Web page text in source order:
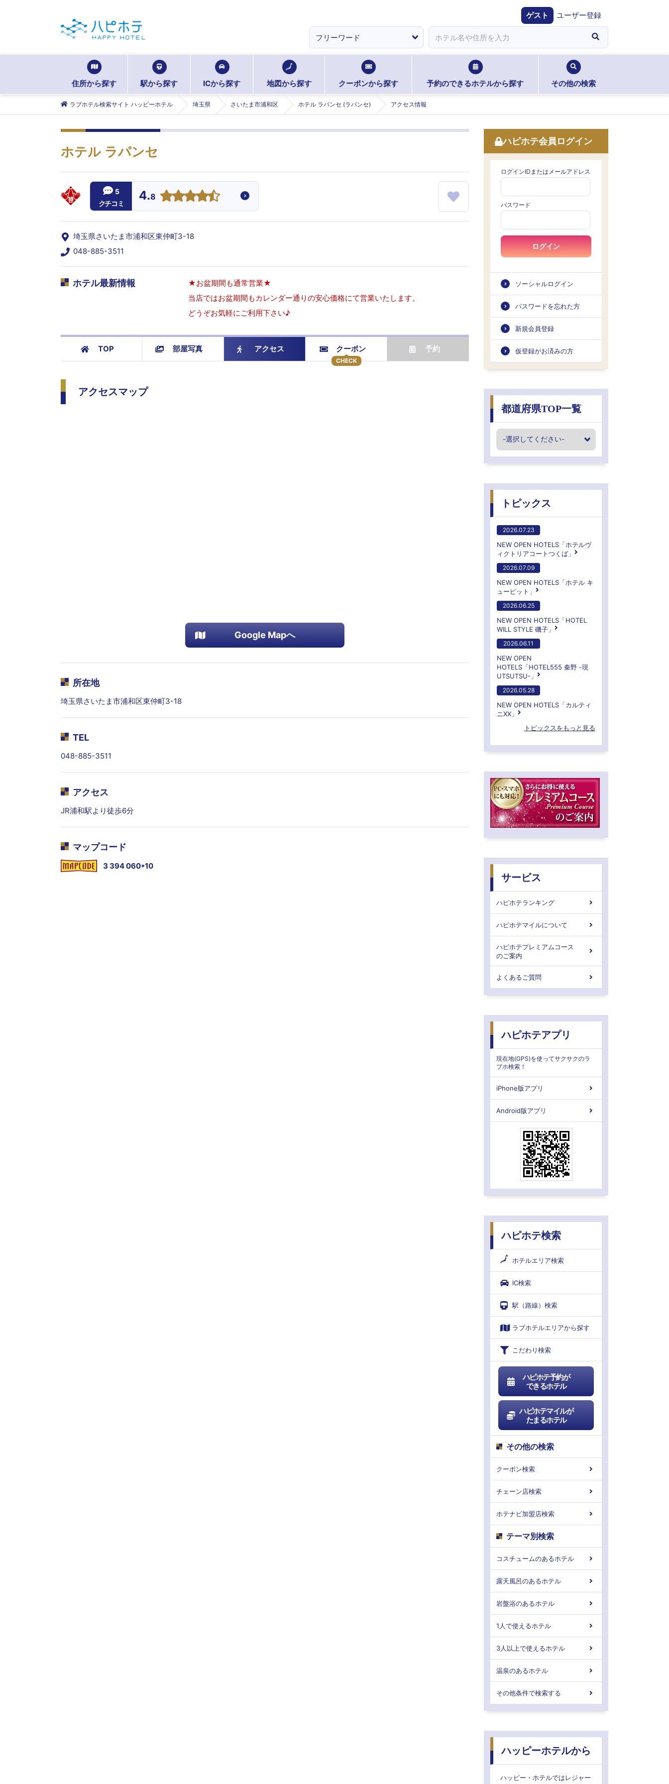
ゲスト ユーザー登録
住所から探す 駅から探す ICから探す 地図から探す クーポンから探す 予約のできるホテルから探す その他の検索
ラブホテル検索サイト ハッピーホテル 埼玉県 さいたま市浦和区 ホテル ラパンセ (ラパンセ) アクセス情報
ホテル ラパンセ
5
クチコミ
4.8
埼玉県さいたま市浦和区東仲町3-18
048-885-3511
ホテル最新情報
★お盆期間も通常営業★
当店ではお盆期間もカレンダー通りの安心価格にて営業いたします。
どうぞお気軽にご利用下さい♪
TOP 部屋写真 アクセス
CHECK
クーポン 予約
アクセスマップ
Google Mapへ
所在地
埼玉県さいたま市浦和区東仲町3-18
TEL
048-885-3511
アクセス
JR浦和駅より徒歩6分
マップコード
3 394 060*10
ハピホテ会員ログイン
ログインIDまたはメールアドレス
パスワード
ログイン
ソーシャルログイン
パスワードを忘れた方
新規会員登録
仮登録がお済みの方
都道府県TOP一覧
トピックス
2026.07.23
NEW OPEN HOTELS「ホテルヴ
ィクトリアコートつくば」
2026.07.09
NEW OPEN HOTELS「ホテル キ
ューピット」
2026.06.25
NEW OPEN HOTELS「HOTEL
WILL STYLE 磯子」
2026.06.11
NEW OPEN
HOTELS「HOTEL555 秦野 -現
UTSUTSU-」
2026.05.28
NEW OPEN HOTELS「カルティ
ニXX」
トピックスをもっと見る
サービス
ハピホテランキング
ハピホテマイルについて
ハピホテプレミアムコース
のご案内
よくあるご質問
ハピホテアプリ
現在地(GPS)を使ってサクサクのラ
ブホ検索！
iPhone版アプリ
Android版アプリ
ハピホテ検索
ホテルエリア検索
IC検索
駅（路線）検索
ラブホテルエリアから探す
こだわり検索
ハピホテ予約が
できるホテル
ハピホテマイルが
たまるホテル
その他の検索
クーポン検索
チェーン店検索
ホテナビ加盟店検索
テーマ別検索
コスチュームのあるホテル
露天風呂のあるホテル
岩盤浴のあるホテル
1人で使えるホテル
3人以上で使えるホテル
温泉のあるホテル
その他条件で検索する
ハッピーホテルから
ハッピー・ホテルではレジャー